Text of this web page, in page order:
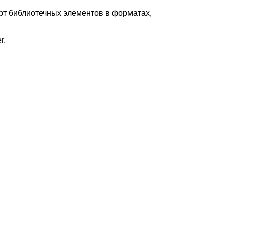
библиотечных элементов в форматах,